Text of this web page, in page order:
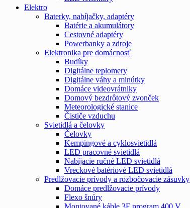
Elektro
Baterky, nabíjačky, adaptéry
Batérie a akumulátory
Cestovné adaptéry
Powerbanky a zdroje
Elektronika pre domácnosť
Budíky
Digitálne teplomery
Digitálne váhy a minútky
Domáce videovrátniky
Domový bezdrôtový zvonček
Meteorologické stanice
Čističe vzduchu
Svietidlá a čelovky
Čelovky
Kempingové a cyklosvietidlá
LED pracovné svietidlá
Nabíjacie ručné LED svietidlá
Vreckové batériové LED svietidlá
Predlžovacie prívody a rozbočovacie zásuvky
Domáce predlžovacie prívody
Flexo šnúry
Montované káble 3F program 400 V